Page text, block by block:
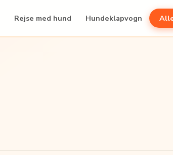
Rejse med hund Hundeklapvogn